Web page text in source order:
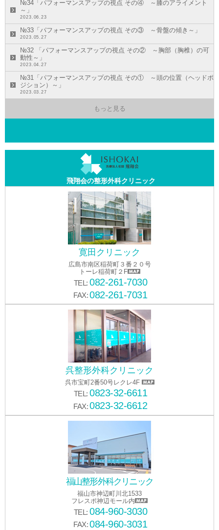
№34「パフォーマンスアップの視点 その④ ～膝のアライメント
～」
2023.06.23
№33「パフォーマンスアップの視点 その③ ～骨盤の傾き～」
2023.05.27
№32 「パフォーマンスアップの視点 その② ～胸部（胸椎）の可
動性～」
2023.04.27
№31「パフォーマンスアップの視点 その① ～頭の位置（ヘッドポ
ジション）～」
2023.03.27
もっと見る
飛翔会の整形外科クリニック
寛田クリニック
広島市南区稲荷町３番２０号
トーレ稲荷町２F
TEL: 082-261-7030
FAX:082-261-7031
呉整形外科クリニック
呉市宝町2番50号レクレ4F
TEL: 0823-32-6611
FAX:0823-32-6612
福山整形外科クリニック
福山市神辺町川北1533
フレスポ神辺モール内
TEL: 084-960-3030
FAX:084-960-3031